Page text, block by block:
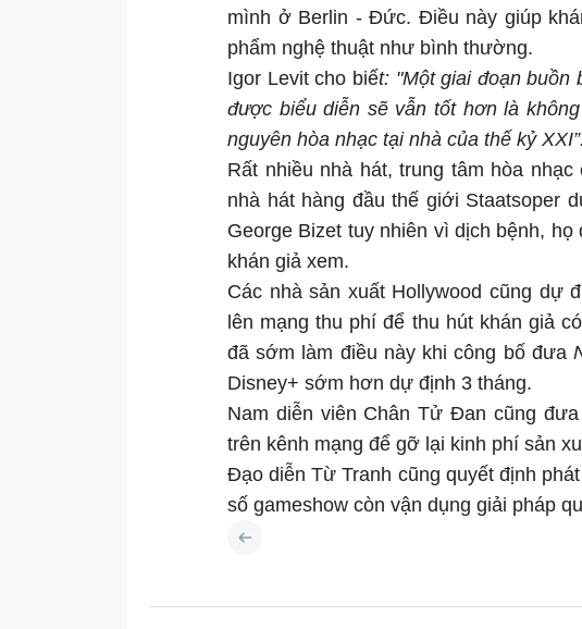
mình ở Berlin - Đức. Điều này giúp
phẩm nghệ thuật như bình thường.
Igor Levit cho biết: "Một giai đoạn buồn
được biểu diễn sẽ vẫn tốt hơn là
nguyên hòa nhạc tại nhà của thế kỷ XXI”.
Rất nhiều nhà hát, trung tâm hòa
nhà hát hàng đầu thế giới Staatsoper
George Bizet tuy nhiên vì dịch bệnh,
khán giả xem.
Các nhà sản xuất Hollywood cũng dự
lên mạng thu phí để thu hút khán giả
đã sớm làm điều này khi công bố đưa
Disney+ sớm hơn dự định 3 tháng.
Nam diễn viên Chân Tử Đan cũng đưa
trên kênh mạng để gỡ lại kinh phí sản
Đạo diễn Từ Tranh cũng quyết định
số gameshow còn vận dụng giải pháp